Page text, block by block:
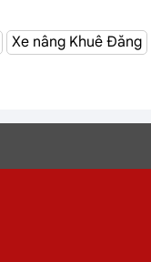
Xe nâng Khuê Đăng